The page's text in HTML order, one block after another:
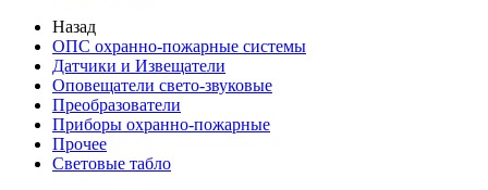
Назад
ОПС охранно-пожарные системы
Датчики и Извещатели
Оповещатели свето-звуковые
Преобразователи
Приборы охранно-пожарные
Прочее
Световые табло